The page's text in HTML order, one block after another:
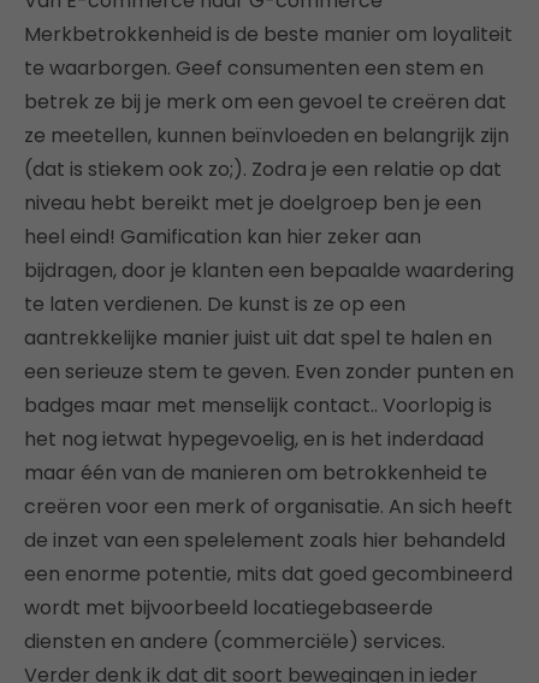
Merkbetrokkenheid is de beste manier om loyaliteit
te waarborgen. Geef consumenten een stem en
betrek ze bij je merk om een gevoel te creëren dat
ze meetellen, kunnen beïnvloeden en belangrijk zijn
(dat is stiekem ook zo;). Zodra je een relatie op dat
niveau hebt bereikt met je doelgroep ben je een
heel eind! Gamification kan hier zeker aan
bijdragen, door je klanten een bepaalde waardering
te laten verdienen. De kunst is ze op een
aantrekkelijke manier juist uit dat spel te halen en
een serieuze stem te geven. Even zonder punten en
badges maar met menselijk contact.. Voorlopig is
het nog ietwat hypegevoelig, en is het inderdaad
maar één van de manieren om betrokkenheid te
creëren voor een merk of organisatie. An sich heeft
de inzet van een spelelement zoals hier behandeld
een enorme potentie, mits dat goed gecombineerd
wordt met bijvoorbeeld locatiegebaseerde
diensten en andere (commerciële) services.
Verder denk ik dat dit soort bewegingen in ieder